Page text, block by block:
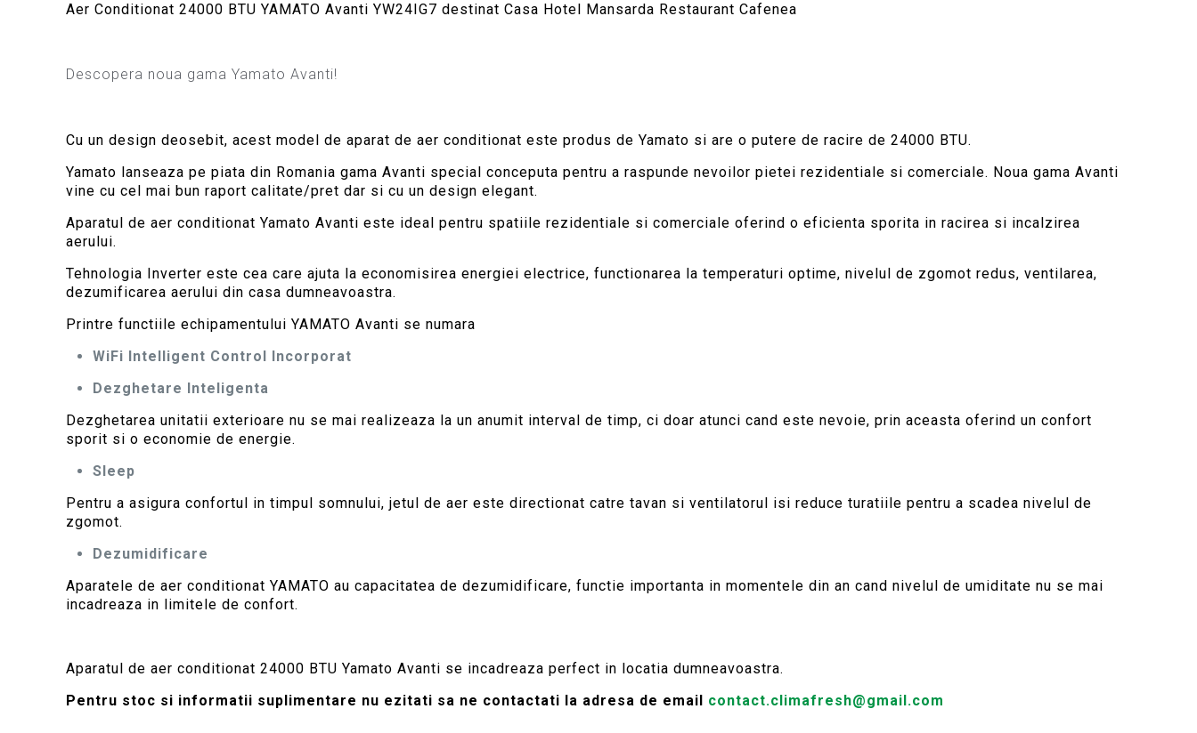
Aer Conditionat 24000 BTU YAMATO Avanti YW24IG7 destinat Casa Hotel Mansarda Restaurant Cafenea
Descopera noua gama Yamato Avanti!
Cu un design deosebit, acest model de aparat de aer conditionat este produs de Yamato si are o putere de racire de 24000 BTU.
Yamato lanseaza pe piata din Romania gama Avanti special conceputa pentru a raspunde nevoilor pietei rezidentiale si comerciale. Noua gama Avanti
vine cu cel mai bun raport calitate/pret dar si cu un design elegant.
Aparatul de aer conditionat Yamato Avanti este ideal pentru spatiile rezidentiale si comerciale oferind o eficienta sporita in racirea si incalzirea
aerului.
Tehnologia Inverter este cea care ajuta la economisirea energiei electrice, functionarea la temperaturi optime, nivelul de zgomot redus, ventilarea,
dezumificarea aerului din casa dumneavoastra.
Printre functiile echipamentului YAMATO Avanti se numara
WiFi Intelligent Control Incorporat
Dezghetare Inteligenta
Dezghetarea unitatii exterioare nu se mai realizeaza la un anumit interval de timp, ci doar atunci cand este nevoie, prin aceasta oferind un confort
sporit si o economie de energie.
Sleep
Pentru a asigura confortul in timpul somnului, jetul de aer este directionat catre tavan si ventilatorul isi reduce turatiile pentru a scadea nivelul de
zgomot.
Dezumidificare
Aparatele de aer conditionat YAMATO au capacitatea de dezumidificare, functie importanta in momentele din an cand nivelul de umiditate nu se mai
incadreaza in limitele de confort.
Aparatul de aer conditionat 24000 BTU Yamato Avanti se incadreaza perfect in locatia dumneavoastra.
Pentru stoc si informatii suplimentare nu ezitati sa ne contactati la adresa de email contact.climafresh@gmail.com